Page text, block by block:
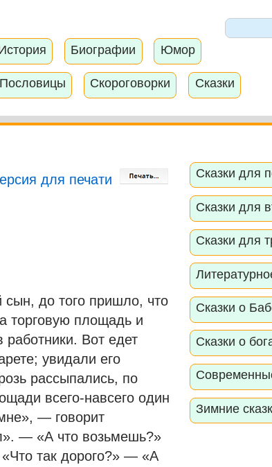
Биографии Юмор
Пословицы Скороговорки Сказки
для печати
сын, до того пришло, что
торговую площадь и
Вот едет
увидали его
рассыпались, по
всего-навсего один
— говорит
— «А что возьмешь?»
так дорого?» — «А
Сказки для
Сказки для
Сказки для
Сказки о
Сказки о
Зимние